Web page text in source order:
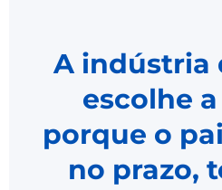
A indústria
escolhe a
porque o
no prazo,